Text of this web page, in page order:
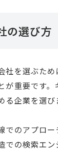
の選び方
社を選ぶた
が重要です
企業を選び
でのアプロ
の検索エン